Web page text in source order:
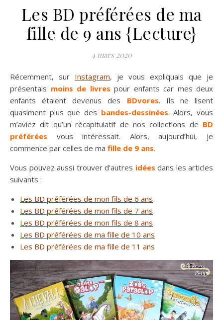
Les BD préférées de ma
fille de 9 ans {Lecture}
4 mars 2020
Récemment, sur Instagram, je vous expliquais que je
présentais moins de livres pour enfants car mes deux
enfants étaient devenus des BDvores. Ils ne lisent
quasiment plus que des bandes-dessinées. Alors, vous
m’aviez dit qu’un récapitulatif de nos collections de BD
préférées vous intéressait. Alors, aujourd’hui, je
commence par celles de ma fille de 9 ans.
Vous pouvez aussi trouver d’autres idées dans les articles
suivants :
Les BD préférées de mon fils de 6 ans
Les BD préférées de mon fils de 7 ans
Les BD préférées de mon fils de 8 ans
Les BD préférées de ma fille de 10 ans
Les BD préférées de ma fille de 11 ans